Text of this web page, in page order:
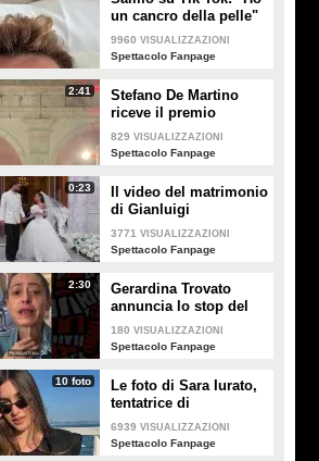
un cancro della pelle"
e apre al dibattito sulle
creme solari
9960 VISUALIZZAZIONI
Spettacolo Fanpage
2:41
Stefano De Martino
riceve il premio
intitolato al padre
Enrico
829 VISUALIZZAZIONI
Spettacolo Fanpage
0:23
Il video del matrimonio
di Gianluigi
Donnarumma e Alessia
Elefante
3771 VISUALIZZAZIONI
Spettacolo Fanpage
2:30
Gerardina Trovato
annuncia lo stop del
tour per problemi di
salute
180 VISUALIZZAZIONI
Spettacolo Fanpage
10 foto
Le foto di Sara Iurato,
tentatrice di
Temptation Island 2026
6939 VISUALIZZAZIONI
Spettacolo Fanpage